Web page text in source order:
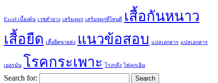
Excel เบื้องต้น เวชสำอาง เสริมจมูก เสริมจมูกที่ไหนดี
เสื้อกันหนาว
เสื้อยืด เสื้อยืดขายส่ง แนวข้อสอบ แปลเอกสาร แปลเอกสาร
เยอรมัน โรคกระเพาะ โรงกลึง ไฟฉุกเฉิน
Search for: